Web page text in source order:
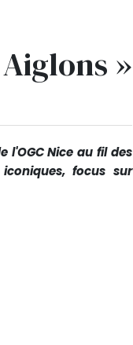
»
l'OGC Nice au fil des
focus sur